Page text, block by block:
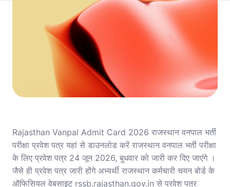
Rajasthan Vanpal Admit Card 2026 राजस्थान वनपाल भर्ती
परीक्षा प्रवेश पत्र यहां से डाउनलोड करें राजस्थान वनपाल भर्ती परीक्षा
के लिए प्रवेश पत्र 24 जून 2026, बुधवार को जारी कर दिए जाएंगे ।
जैसे ही प्रवेश पत्र जारी होंगे अभ्यर्थी राजस्थान कर्मचारी चयन बोर्ड के
ऑफिसियल वेबसाइट rssb.rajasthan.gov.in से प्रवेश पत्र